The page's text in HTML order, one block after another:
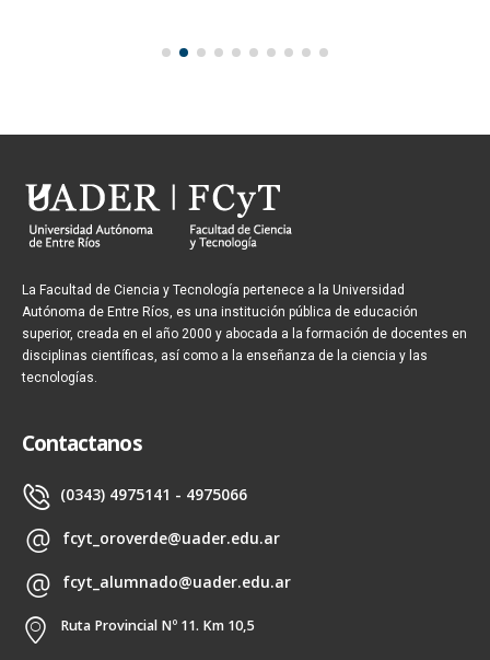
La Facultad de Ciencia y Tecnología pertenece a la Universidad
Autónoma de Entre Ríos, es una institución pública de educación
superior, creada en el año 2000 y abocada a la formación de docentes en
disciplinas científicas, así como a la enseñanza de la ciencia y las
tecnologías.
Contactanos
(0343) 4975141 - 4975066
fcyt_oroverde@uader.edu.ar
fcyt_alumnado@uader.edu.ar
Ruta Provincial Nº 11. Km 10,5